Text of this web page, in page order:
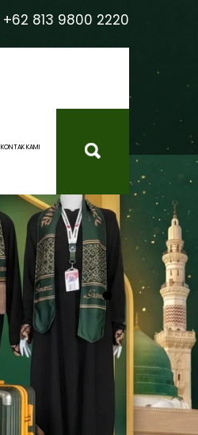
+62 813 9800 2220
KONTAK KAMI